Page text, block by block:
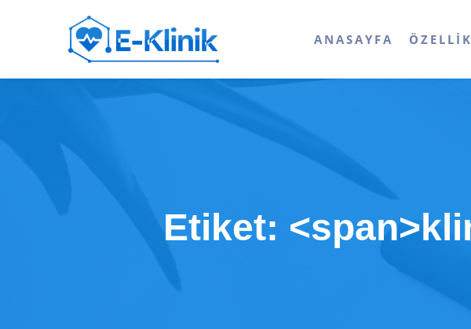
ANASAYFA
Etiket: